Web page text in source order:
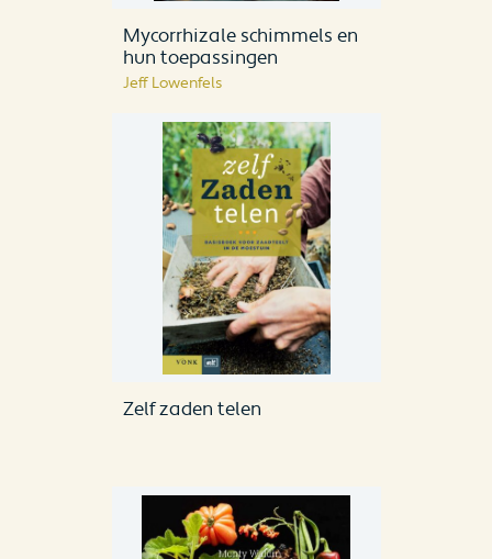
Mycorrhizale schimmels en
hun toepassingen
Jeff Lowenfels
Zelf zaden telen